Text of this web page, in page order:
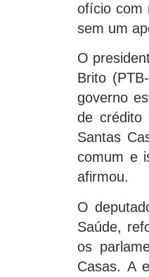
ofício com
sem um
O
Brito
governo
de crédito
Santas
comum e
afirmou.
O
Saúde,
os
Casas. A